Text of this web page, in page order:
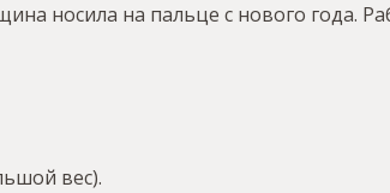
носила на пальце с нового года.
вес).